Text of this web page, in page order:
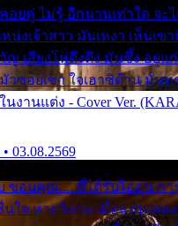
อยคู่ ไม่รู้ อีกนานเท่าใด จะ
หน่งเจ้าสาว มันเหงา เห็นเ
ญ เสียงโห่ตึงตึง มันซึ้ง อยู่แ
มัวซอยเขา ใจเฮาซิด้าน มัน
นงานแต่ง - Cover Ver.
03.08.2569
ขอบคุณ.... ที่ได้รับไออุ่น กา
ใจ หายวังเวง เมื่อแฟนเพล